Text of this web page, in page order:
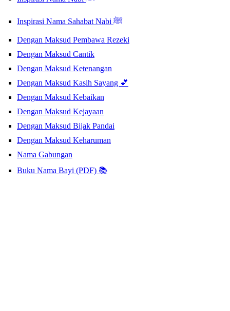
Inspirasi Nama Sahabat Nabi ﷺ
Dengan Maksud Pembawa Rezeki
Dengan Maksud Cantik
Dengan Maksud Ketenangan
Dengan Maksud Kasih Sayang 💕
Dengan Maksud Kebaikan
Dengan Maksud Kejayaan
Dengan Maksud Bijak Pandai
Dengan Maksud Keharuman
Nama Gabungan
Buku Nama Bayi (PDF) 📚